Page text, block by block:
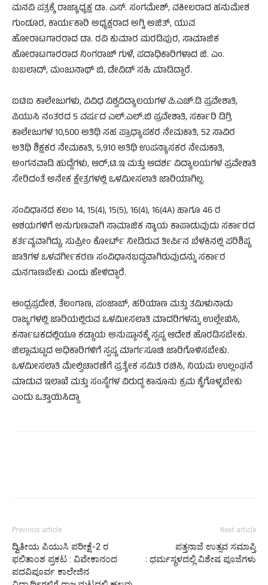
ಮನವಿ ಪತ್ರಕ್ಕೆ ರಾಜ್ಯಾಧ್ಯಕ್ಷ ಡಾ. ಎಸ್. ಸಂಗಮೇಶ್, ವಕೀಲರಾದ ಹನುಮೇಶ
ಗುಂಡೂರ, ಕಾರ್ಯಕಾರಿ ಅಧ್ಯಕ್ಷರಾದ ಅಗ್ನಿ ಅಜಿತ್, ಯುವ
ಹೋರಾಟಗಾರರಾದ ಡಾ. ರವಿ ಕುಮಾರ ಮರಡಿಪುರ, ಸಾಮಾಜಿಕ
ಹೋರಾಟಗಾರರಾದ ನಿಂಗರಾಜ್ ಗುಳೆ, ಪದಾಧಿಕಾರಿಗಳಾದ ಜಿ. ಎಂ.
ಬಬಲಾದ್, ಮಂಜುನಾಥ್ ಬಿ, ಡೇವಿಡ್ ಸಹಿ ಮಾಡಿದ್ದಾರೆ.
ಐಟಿಐ ಕಾಲೇಜುಗಳು, ವಿವಿಧ ವಿಶ್ವವಿದ್ಯಾಲಯಗಳ ಪಿ.ಎಚ್.ಡಿ ಪ್ರವೇಶಾತಿ,
ಪಿಯುಸಿ ನಂತರದ 5 ವರ್ಷದ ಎಲ್.ಎಲ್.ಬಿ ಪ್ರವೇಶಾತಿ, ಸರ್ಕಾರಿ ಡಿಗ್ರಿ
ಕಾಲೇಜುಗಳ 10,500 ಅತಿಥಿ ಸಹ ಪ್ರಾಧ್ಯಾಪಕರ ನೇಮಕಾತಿ, 52 ಸಾವಿರ
ಅತಿಥಿ ಶಿಕ್ಷಕರ ನೇಮಕಾತಿ, 5,910 ಅತಿಥಿ ಉಪನ್ಯಾಸಕರ ನೇಮಕಾತಿ,
ಅಂಗನವಾಡಿ ಹುದ್ದೆಗಳು, ಆರ್,ಟಿ.ಇ ಮತ್ತು ಆದರ್ಶ ವಿದ್ಯಾಲಯಗಳ ಪ್ರವೇಶಾತಿ
ಸೇರಿದಂತೆ ಅನೇಕ ಕ್ಷೇತ್ರಗಳಲ್ಲಿ ಒಳಮೀಸಲಾತಿ ಜಾರಿಯಾಗಿಲ್ಲ.
ಸಂವಿಧಾನದ ಕಲಂ 14, 15(4), 15(5), 16(4), 16(4A) ಹಾಗೂ 46 ರ
ಆಶಯಗಳಿಗೆ ಅನುಗುಣವಾಗಿ ಸಾಮಾಜಿಕ ನ್ಯಾಯ ಕಾಪಾಡುವುದು ಸರ್ಕಾರದ
ಕರ್ತವ್ಯವಾಗಿದ್ದು, ಸುಪ್ರೀಂ ಕೋರ್ಟ್ ನೀಡಿರುವ ತೀರ್ಪಿನ ಬೆಳಕಿನಲ್ಲಿ ಪರಿಶಿಷ್ಟ
ಜಾತಿಗಳ ಒಳವರ್ಗೀಕರಣ ಸಂವಿಧಾನಬದ್ಧವಾಗಿರುವುದನ್ನು ಸರ್ಕಾರ
ಮನಗಾಣಬೇಕು ಎಂದು ಹೇಳಿದ್ದಾರೆ.
ಆಂಧ್ರಪ್ರದೇಶ, ತೆಲಂಗಾಣ, ಪಂಜಾಬ್, ಹರಿಯಾಣ ಮತ್ತು ತಮಿಳುನಾಡು
ರಾಜ್ಯಗಳಲ್ಲಿ ಜಾರಿಯಲ್ಲಿರುವ ಒಳಮೀಸಲಾತಿ ಮಾದರಿಗಳನ್ನು ಉಲ್ಲೇಖಿಸಿ,
ಕರ್ನಾಟಕದಲ್ಲಿಯೂ ಕಡ್ಡಾಯ ಅನುಷ್ಠಾನಕ್ಕೆ ಸ್ಪಷ್ಟ ಆದೇಶ ಹೊರಡಿಸಬೇಕು.
ಜಿಲ್ಲಾಮಟ್ಟದ ಅಧಿಕಾರಿಗಳಿಗೆ ಸ್ಪಷ್ಟ ಮಾರ್ಗಸೂಚಿ ಜಾರಿಗೊಳಿಸಬೇಕು.
ಒಳಮೀಸಲಾತಿ ಮೇಲ್ವಿಚಾರಣೆಗೆ ಪ್ರತ್ಯೇಕ ಸಮಿತಿ ರಚಿಸಿ, ನಿಯಮ ಉಲ್ಲಂಘನೆ
ಮಾಡುವ ಇಲಾಖೆ ಮತ್ತು ಸಂಸ್ಥೆಗಳ ವಿರುದ್ಧ ಕಾನೂನು ಕ್ರಮ ಕೈಗೊಳ್ಳಬೇಕು
ಎಂದು ಒತ್ತಾಯಿಸಿದ್ದಾ
Previous article
ದ್ವಿತೀಯ ಪಿಯುಸಿ ಪರೀಕ್ಷೆ-2 ರ
ಫಲಿತಾಂಶ ಪ್ರಕಟ : ವಿವೇಕಾನಂದ
ಪದವಿಪೂರ್ವ ಕಾಲೇಜಿನ
Next article
ಪತ್ತನಾಜೆ ಉತ್ಸವ ಸಮಾಪ್ತಿ
: ಧರ್ಮಸ್ಥಳದಲ್ಲಿ ವಿಶೇಷ ಪೂಜೆಗಳು